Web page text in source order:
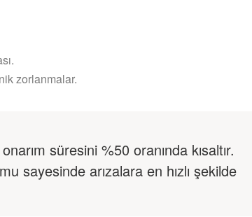
zorlanmalar.
süresini %50 oranında kısaltır.
sayesinde arızalara en hızlı şekilde